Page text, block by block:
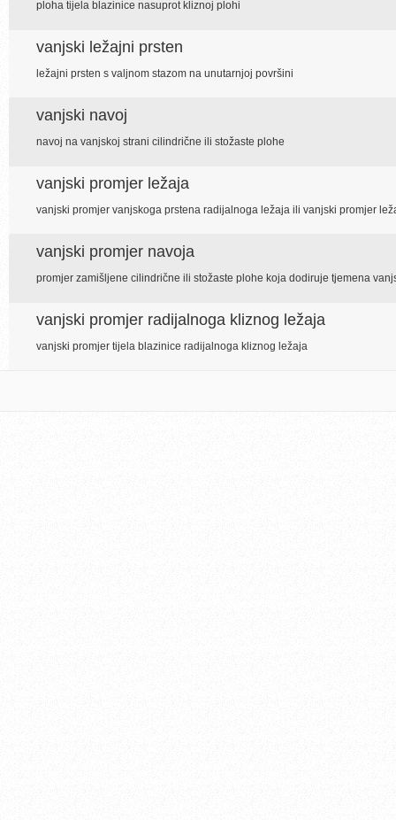
ploha tijela blazinice nasuprot kliznoj plohi
vanjski ležajni prsten
ležajni prsten s valjnom stazom na unutarnjoj površini
vanjski navoj
navoj na vanjskoj strani cilindrične ili stožaste plohe
vanjski promjer ležaja
vanjski promjer vanjskoga prstena radijalnoga ležaja ili vanjski promjer
vanjski promjer navoja
promjer zamišljene cilindrične ili stožaste plohe koja dodiruje tjemena
vanjski promjer radijalnoga kliznog ležaja
vanjski promjer tijela blazinice radijalnoga kliznog ležaja